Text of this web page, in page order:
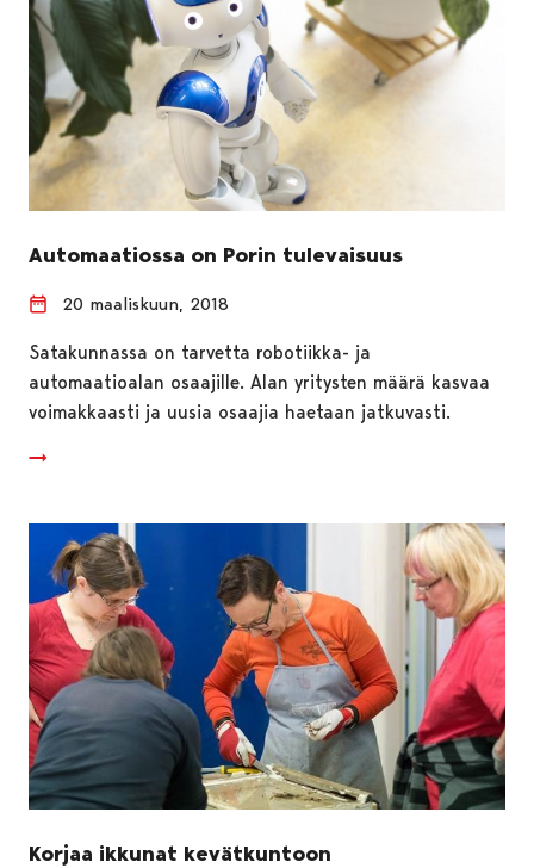
Automaatiossa on Porin tulevaisuus
20 maaliskuun, 2018
Satakunnassa on tarvetta robotiikka- ja
automaatioalan osaajille. Alan yritysten määrä kasvaa
voimakkaasti ja uusia osaajia haetaan jatkuvasti.
Korjaa ikkunat kevätkuntoon